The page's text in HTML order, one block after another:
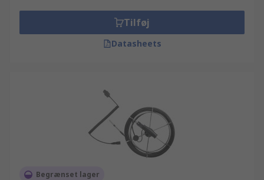
Tilføj
Datasheets
Begrænset lager